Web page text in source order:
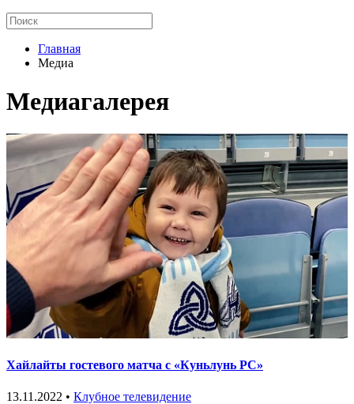
Главная
Медиа
Медиагалерея
Хайлайты гостевого матча с «Куньлунь РС»
13.11.2022 • Клубное телевидение